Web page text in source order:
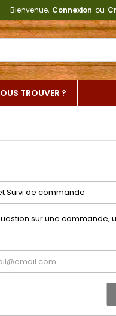
Bienvenue, Connexion ou
TROUVER ?
sur une commande,